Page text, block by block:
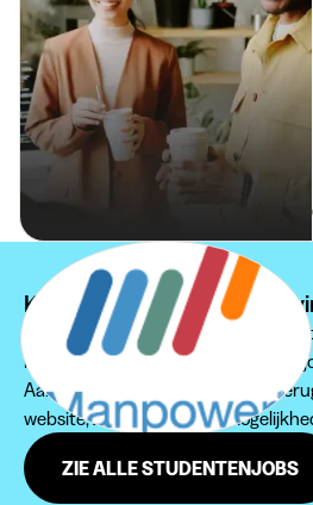
Kan je je studentenjob niet
Wij raden je aan om je zoektocht
regio's om een passende
Aarzel zeker niet om regelmatig
website, zodat je geen
ZIE ALLE STUDENTENJOBS